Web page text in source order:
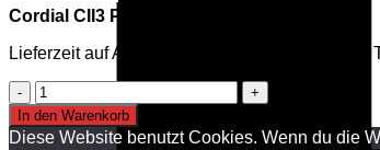
Cordial CII3 PR Kabel
Lieferzeit auf Anfrage, mehr Infos per Mail oder
Cordial
CII3
PR
In den Warenkorb
Diese Website benutzt Cookies. Wenn du die